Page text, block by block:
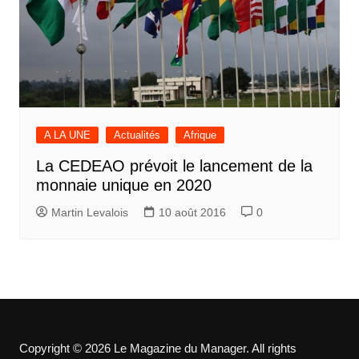
A LA UNE Actualités Afrique
La CEDEAO prévoit le lancement de la
monnaie unique en 2020
Martin Levalois 10 août 2016 0
Copyright © 2026 Le Magazine du Manager. All rights